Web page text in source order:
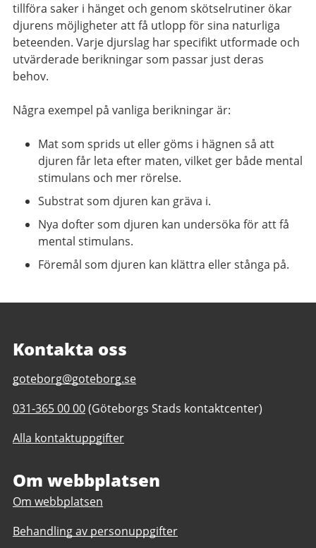
tillföra saker i hänget och genom skötselrutiner ökar
djurens möjligheter att få utlopp för sina naturliga
beteenden. Varje djurslag har specifikt utformade och
utvärderade berikningar som passar just deras
behov.
Några exempel på vanliga berikningar är:
Mat som sprids ut eller göms i hägnen så att
djuren får leta efter maten, vilket ger både mental
stimulans och mer rörelse.
Substrat som djuren kan gräva i.
Nya dofter som djuren kan undersöka för att få
mental stimulans.
Föremål som djuren kan klättra eller stånga på.
Kontakta oss
E-
till
Slottsskogen
goteborg@goteborg.se
Telefonnummer
Slottsskogen
031-365 00 00(Göteborgs Stads kontaktcenter)
Alla kontaktuppgifter
Om webbplatsen
Om webbplatsen
Behandling av personuppgifter